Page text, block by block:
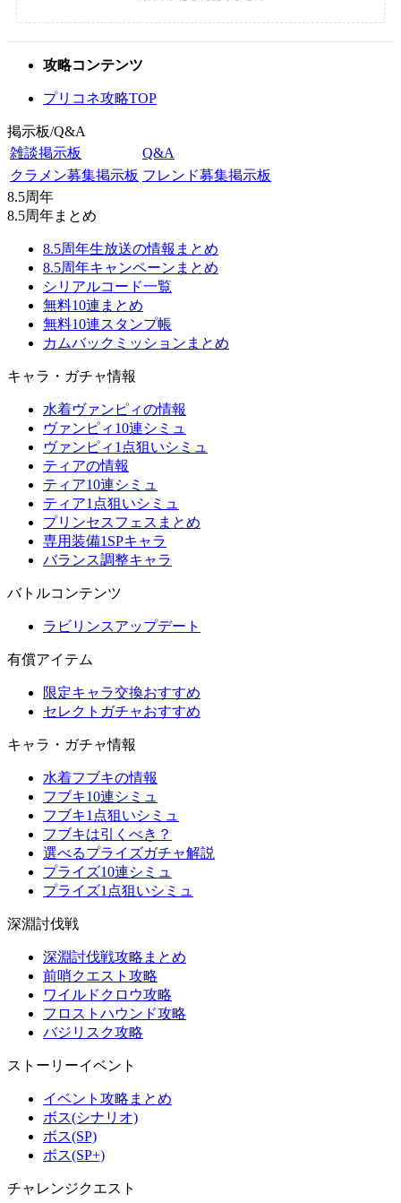
攻略コンテンツ
プリコネ攻略TOP
掲示板/Q&A
雑談掲示板
Q&A
クラメン募集掲示板 フレンド募集掲示板
8.5周年
8.5周年まとめ
8.5周年生放送の情報まとめ
8.5周年キャンペーンまとめ
シリアルコード一覧
無料10連まとめ
無料10連スタンプ帳
カムバックミッションまとめ
キャラ・ガチャ情報
水着ヴァンピィの情報
ヴァンピィ10連シミュ
ヴァンピィ1点狙いシミュ
ティアの情報
ティア10連シミュ
ティア1点狙いシミュ
プリンセスフェスまとめ
専用装備1SPキャラ
バランス調整キャラ
バトルコンテンツ
ラビリンスアップデート
有償アイテム
限定キャラ交換おすすめ
セレクトガチャおすすめ
キャラ・ガチャ情報
水着フブキの情報
フブキ10連シミュ
フブキ1点狙いシミュ
フブキは引くべき？
選べるプライズガチャ解説
プライズ10連シミュ
プライズ1点狙いシミュ
深淵討伐戦
深淵討伐戦攻略まとめ
前哨クエスト攻略
ワイルドクロウ攻略
フロストハウンド攻略
バジリスク攻略
ストーリーイベント
イベント攻略まとめ
ボス(シナリオ)
ボス(SP)
ボス(SP+)
チャレンジクエスト